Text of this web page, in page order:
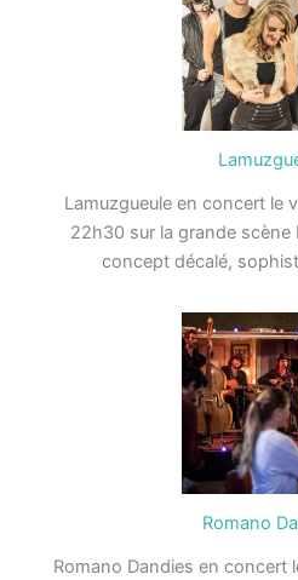
Lamuzgueule en concert le
22h30 sur la grande scène
concept décalé,
Romano
Romano Dandies en concert